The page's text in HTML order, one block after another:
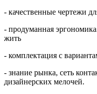
- качественные чертежи
- продуманная
жить
- комплектация с
- знание рынка, сеть
дизайнерских мелочей.